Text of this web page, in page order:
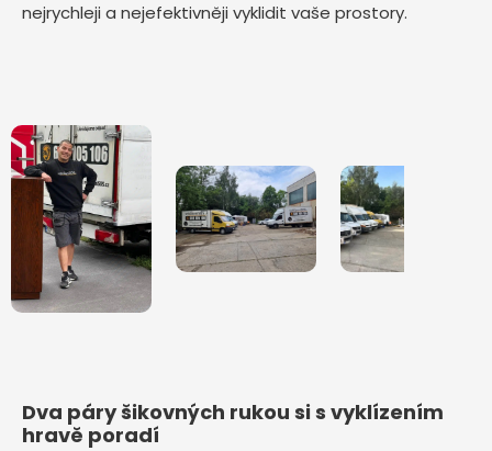
nejrychleji a nejefektivněji vyklidit vaše prostory.
Dva páry šikovných rukou si s vyklízením
hravě poradí